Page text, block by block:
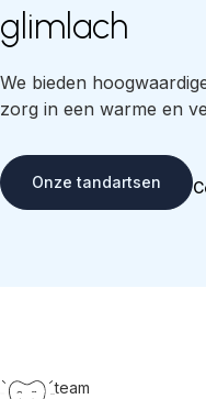
glimlach
We bieden
zorg in een warme en
Onze tandartsen
team